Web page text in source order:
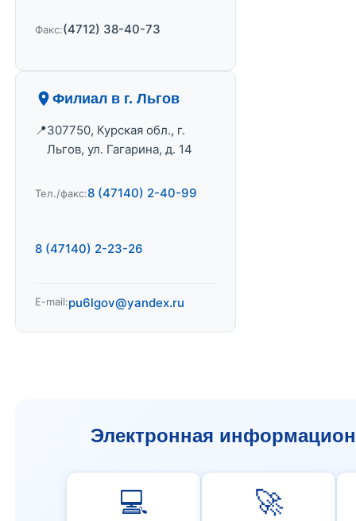
Факс:(4712) 38-40-73
Филиал в г. Льгов
307750, Курская обл., г.
Льгов, ул. Гагарина, д. 14
Тел./факс:8 (47140) 2-40-99
8 (47140) 2-23-26
E-mail:pu6lgov@yandex.ru
Электронная
💻 🚀